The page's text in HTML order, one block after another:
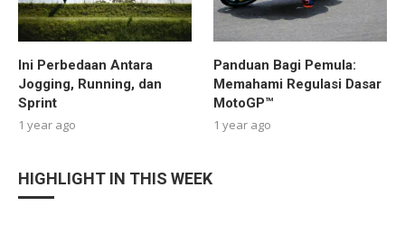
Ini Perbedaan Antara
Jogging, Running, dan
Sprint
1 year ago
Panduan Bagi Pemula:
Memahami Regulasi Dasar
MotoGP™
1 year ago
HIGHLIGHT IN THIS WEEK